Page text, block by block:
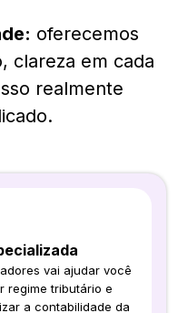
oferecemos
clareza em cada
realmente
vai ajudar você
regime tributário e
a contabilidade da